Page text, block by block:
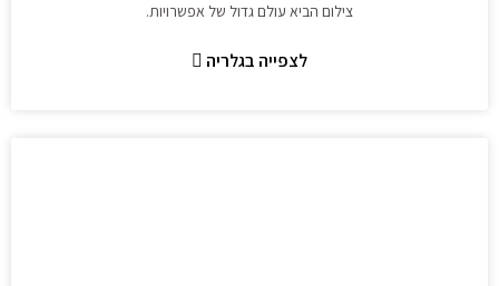
צילום הביא עולם גדול של אפשרויות.
לצפייה בגלריה